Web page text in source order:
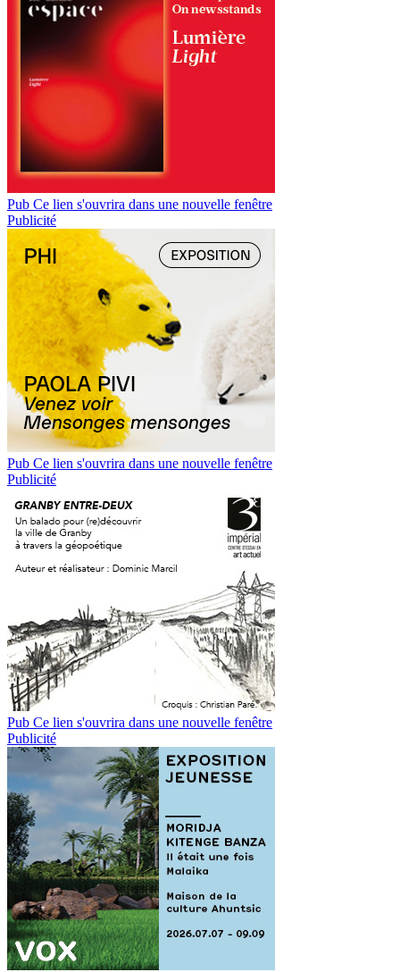
Pub Ce lien s'ouvrira dans une nouvelle fenêtre
Publicité
Pub Ce lien s'ouvrira dans une nouvelle fenêtre
Publicité
Pub Ce lien s'ouvrira dans une nouvelle fenêtre
Publicité